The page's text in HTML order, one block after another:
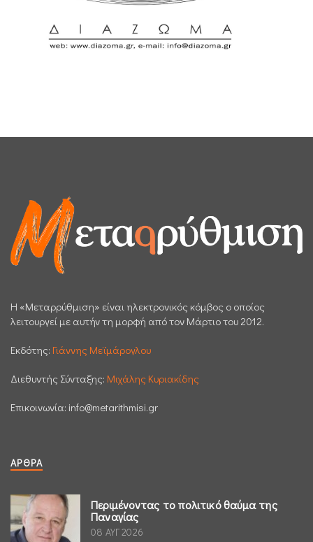
H «Μεταρρύθμιση» είναι ηλεκτρονικός κόμβος ο οποίος
λειτουργεί με αυτήν τη μορφή από τον Μάρτιο του 2012.
Εκδότης: Γιάννης Μεϊμάρογλου
Διεθυντής Σύνταξης: Μιχάλης Κυριακίδης
Επικοινωνία: info@metarithmisi.gr
ΆΡΘΡΑ
Περιμένοντας το πολιτικό θαύμα της
Παναγίας
08 ΑΥΓ 2026